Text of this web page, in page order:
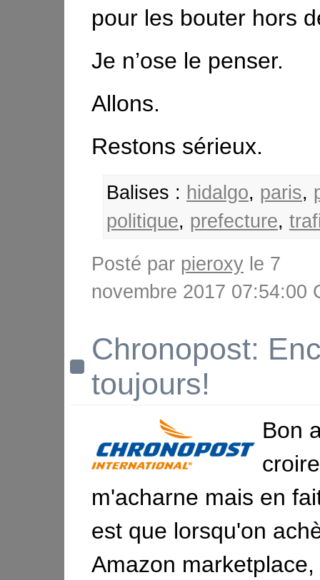
pour les bouter hors
Je n’ose le penser.
Allons.
Restons sérieux.
Balises : hidalgo, paris,
politique, prefecture,
Posté par pieroxy le 7
novembre 2017 07:54:00
Chronopost:
toujours!
Bon
m'acharne mais en
est que lorsqu'on
Amazon